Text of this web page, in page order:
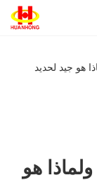
هو جيد لحديد
هو